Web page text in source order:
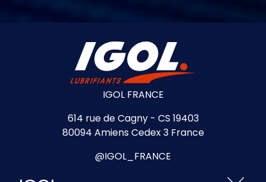
IGOL FRANCE
614 rue de Cagny - CS 19403
80094 Amiens Cedex 3 France
@IGOL_FRANCE